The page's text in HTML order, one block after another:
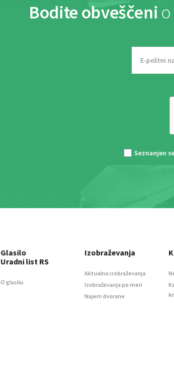
Bodite obveščeni
Seznanjen
Glasilo
Uradni list RS
O glasilu
Izobraževanja
Aktualna izobraževanja
Izobraževanja po meri
Najem dvorane